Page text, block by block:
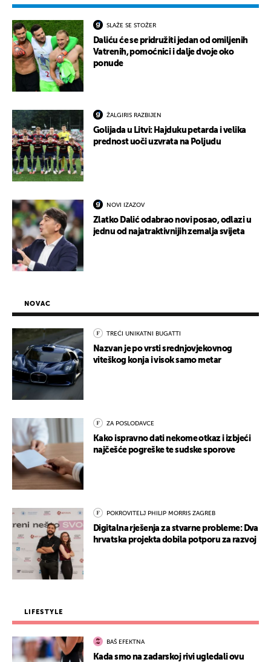
SLAŽE SE STOŽER
Daliću će se pridružiti jedan od omiljenih
Vatrenih, pomoćnici i dalje dvoje oko
ponude
ŽALGIRIS RAZBIJEN
Golijada u Litvi: Hajduku petarda i velika
prednost uoči uzvrata na Poljudu
NOVI IZAZOV
Zlatko Dalić odabrao novi posao, odlazi u
jednu od najatraktivnijih zemalja svijeta
NOVAC
TREĆI UNIKATNI BUGATTI
Nazvan je po vrsti srednjovjekovnog
viteškog konja i visok samo metar
ZA POSLODAVCE
Kako ispravno dati nekome otkaz i izbjeći
najčešće pogreške te sudske sporove
POKROVITELJ PHILIP MORRIS ZAGREB
Digitalna rješenja za stvarne probleme: Dva
hrvatska projekta dobila potporu za razvoj
LIFESTYLE
BAŠ EFEKTNA
Kada smo na zadarskoj rivi ugledali ovu